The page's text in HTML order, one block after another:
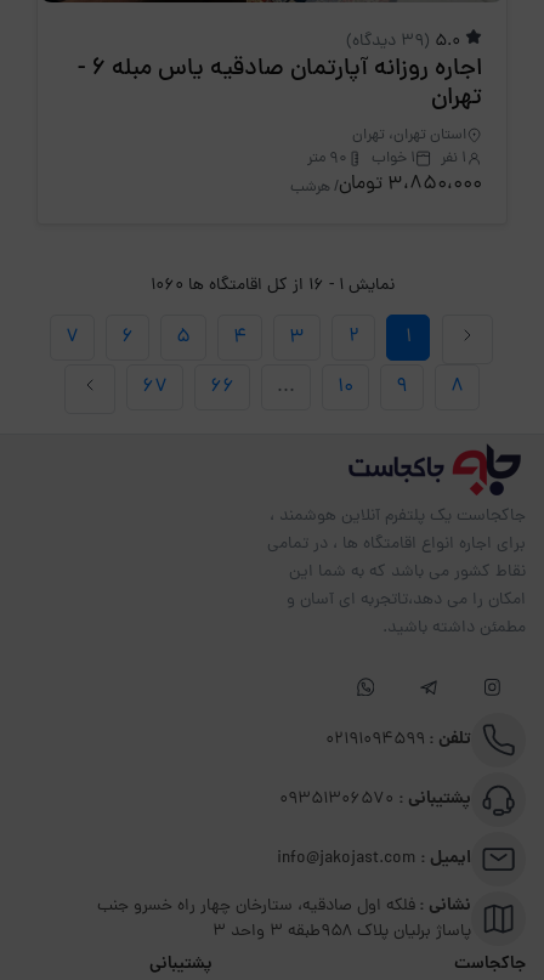
(39 دیدگاه)
اجاره روزانه آپارتمان صادقیه یاس مبله 6 -
تهران
استان تهران، تهران
1 نفر
1 خواب 90 متر
3،850،000 تومان / هرشب
نمایش 1 - 16 از کل اقامتگاه ها 1060
1
2
3
4
5
6
7
8
9
10
...
66
67
جاکجاست یک پلتفرم آنلاین هوشمند ،
برای اجاره انواع اقامتگاه ها ، در تمامی
نقاط کشور می باشد که به شما این
امکان را می دهد،تاتجربه ای آسان و
مطمئن داشته باشید.
تلفن : 02191094599
پشتیبانی :
ایمیل :
نشانی :فلکه اول صادقیه، ستارخان چهار راه خسرو جنب
پاساژ برلیان پلاک ۹۵۸طبقه 3 واحد 3
جاکجاست پشتیبانی